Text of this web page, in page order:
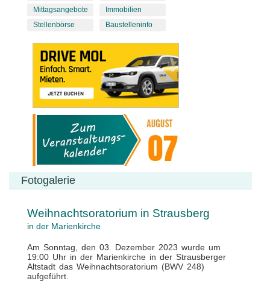
Mittagsangebote
Stellenbörse
Immobilien
Baustelleninfo
Fotogalerie
Weihnachtsoratorium in Strausberg
in der Marienkirche
Am Sonntag, den 03. Dezember 2023 wurde um
19:00 Uhr in der Marienkirche in der Strausberger
Altstadt das Weihnachtsoratorium (BWV 248)
aufgeführt.